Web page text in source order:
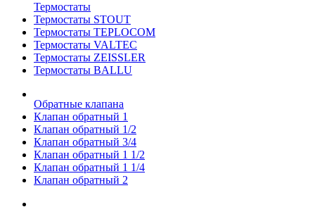
Термостаты
Термостаты STOUT
Термостаты TEPLOCOM
Термостаты VALTEC
Термостаты ZEISSLER
Термостаты BALLU
Обратные клапана
Клапан обратный 1
Клапан обратный 1/2
Клапан обратный 3/4
Клапан обратный 1 1/2
Клапан обратный 1 1/4
Клапан обратный 2